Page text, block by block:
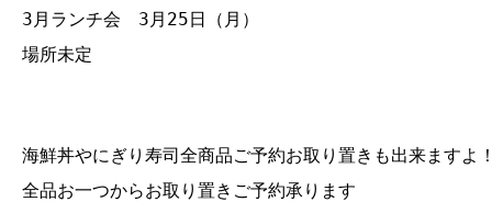
3月ランチ会 3月25日（月）
場所未定
海鮮丼やにぎり寿司全商品ご予約お取り置きも出来ますよ
全品お一つからお取り置きご予約承ります